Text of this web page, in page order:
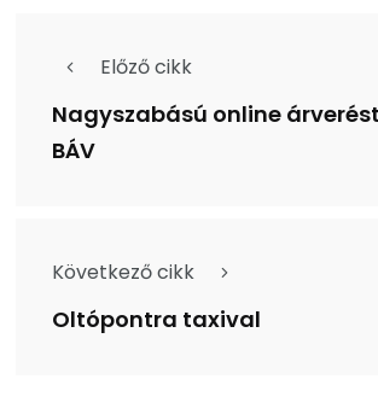
Előző cikk
Nagyszabású online
BÁV
Következő cikk
Oltópontra taxival